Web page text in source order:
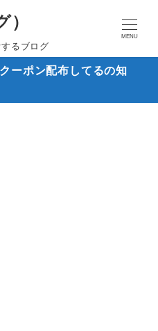
るブログ
MENU
ーポン配布してるの知